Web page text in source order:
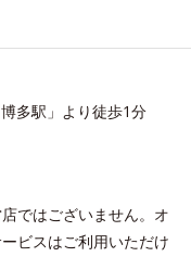
多駅」より徒歩1分
ではございません。オ
ビスはご利用いただけ